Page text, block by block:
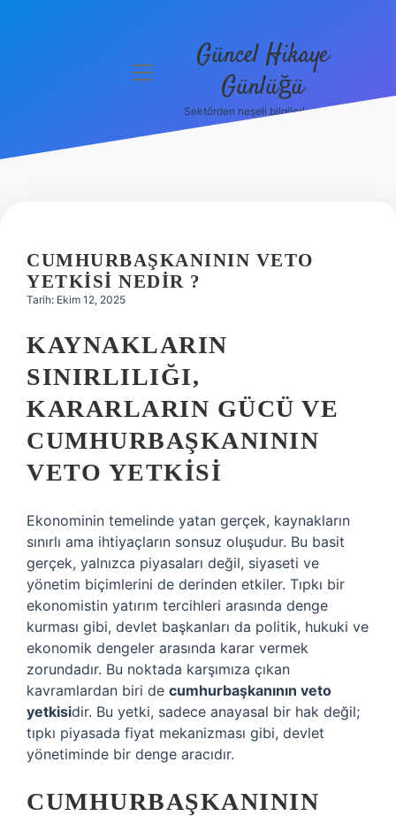
Hakkımızda
menüyü
Güncel Hikaye
Günlüğü
Sektörden neşeli bilgilerle tanış!
CUMHURBAŞKANININ VETO
YETKISI NEDIR ?
Tarih: Ekim 12, 2025
KAYNAKLARIN
SINIRLILIĞI,
KARARLARIN GÜCÜ VE
CUMHURBAŞKANININ
VETO YETKISI
Ekonominin temelinde yatan gerçek, kaynakların
sınırlı ama ihtiyaçların sonsuz oluşudur. Bu basit
gerçek, yalnızca piyasaları değil, siyaseti ve
yönetim biçimlerini de derinden etkiler. Tıpkı bir
ekonomistin yatırım tercihleri arasında denge
kurması gibi, devlet başkanları da politik, hukuki ve
ekonomik dengeler arasında karar vermek
zorundadır. Bu noktada karşımıza çıkan
kavramlardan biri de cumhurbaşkanının veto
yetkisidir. Bu yetki, sadece anayasal bir hak değil;
tıpkı piyasada fiyat mekanizması gibi, devlet
yönetiminde bir denge aracıdır.
CUMHURBAŞKANININ